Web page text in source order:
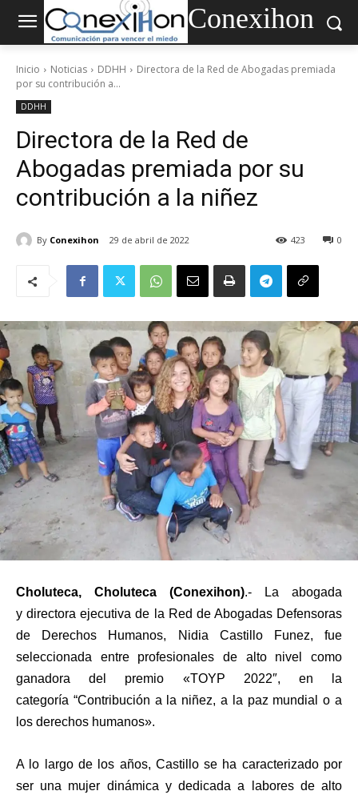
Conexihon
Inicio Noticias DDHH
Directora de la Red de Abogadas premiada
por su contribución a...
DDHH
Directora de la Red de
Abogadas premiada por su
contribución a la niñez
By Conexihon 29 de abril de 2022 0
423
Choluteca, Choluteca (Conexihon).- La abogada
y directora ejecutiva de la Red de Abogadas Defensoras
de Derechos Humanos, Nidia Castillo Funez, fue
seleccionada entre profesionales de alto nivel como
ganadora del premio «TOYP 2022″, en la
categoría “Contribución a la niñez, a la paz mundial o a
los derechos humanos».
A lo largo de los años, Castillo se ha caracterizado por
ser una mujer dinámica y dedicada a labores de alto